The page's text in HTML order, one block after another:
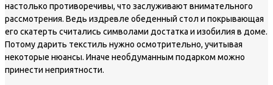
настолько противоречивы, что заслуживают внимательного
рассмотрения. Ведь издревле обеденный стол и покрывающая
его скатерть считались символами достатка и изобилия в доме.
Потому дарить текстиль нужно осмотрительно, учитывая
некоторые нюансы. Иначе необдуманным подарком можно
принести неприятности.